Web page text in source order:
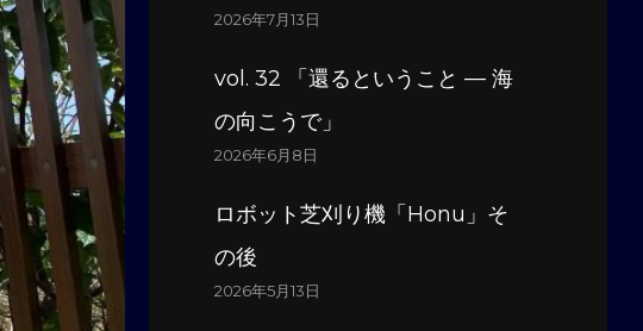
2026年7月13日
vol. 32 「還るということ — 海
の向こうで」
2026年6月8日
ロボット芝刈り機「Honu」そ
の後
2026年5月13日